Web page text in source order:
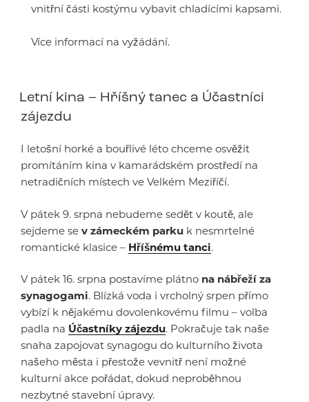
vnitřní části kostýmu vybavit chladícími kapsami.
Více informací na vyžádání.
Letní kina – Hříšný tanec a Účastníci
zájezdu
I letošní horké a bouřlivé léto chceme osvěžit
promítáním kina v kamarádském prostředí na
netradičních místech ve Velkém Meziříčí.
V pátek 9. srpna nebudeme sedět v koutě, ale
sejdeme se v zámeckém parku k nesmrtelné
romantické klasice – Hříšnému tanci.
V pátek 16. srpna postavíme plátno na nábřeží za
synagogami. Blízká voda i vrcholný srpen přímo
vybízí k nějakému dovolenkovému filmu – volba
padla na Účastníky zájezdu. Pokračuje tak naše
snaha zapojovat synagogu do kulturního života
našeho města i přestože vevnitř není možné
kulturní akce pořádat, dokud neproběhnou
nezbytné stavební úpravy.